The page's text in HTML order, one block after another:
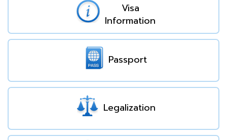
Visa
Information
Passport
Legalization